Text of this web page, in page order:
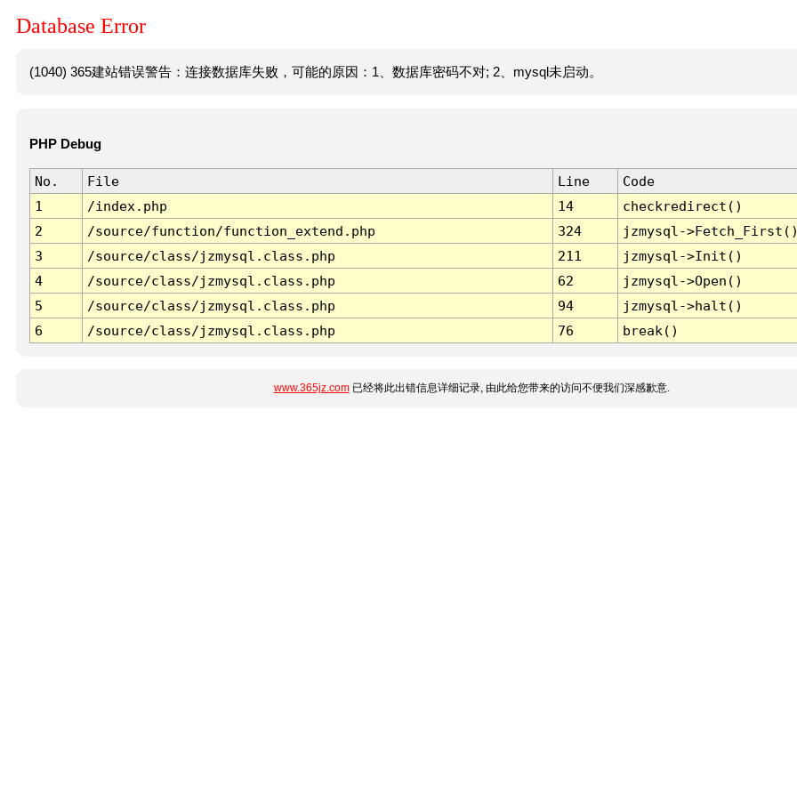
Database Error
(1040) 365建站错误警告：连接数据库失败，可能的原因：1、数据库密码不对; 2、mysql未启动。
PHP Debug
No. File Line
Code
1
/index.php 14
checkredirect()
2
/source/function/function_extend.php 324
jzmysql-
3
/source/class/jzmysql.class.php 211
jzmysql->Init()
4
/source/class/jzmysql.class.php 62
jzmysql->Open()
5
/source/class/jzmysql.class.php 94
jzmysql->halt()
6
/source/class/jzmysql.class.php 76 break()
www.365jz.com已经将此出错信息详细记录, 由此给您带来的访问不便我们深感歉意.